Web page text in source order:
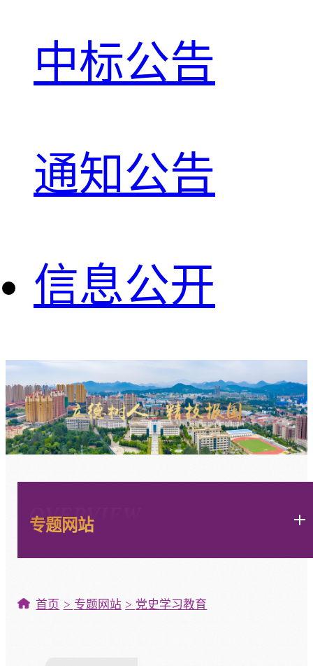
中标公告
通知公告
信息公开
OVERVIEW
专题网站
首页 专题网站 党史学习教育